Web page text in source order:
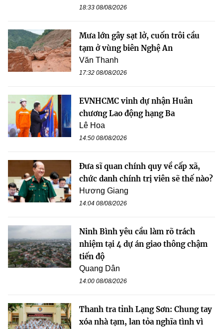
18:33 08/08/2026
Mưa lớn gây sạt lở, cuốn trôi cầu
tạm ở vùng biên Nghệ An
Văn Thanh
17:32 08/08/2026
EVNHCMC vinh dự nhận Huân
chương Lao động hạng Ba
Lê Hoa
14:50 08/08/2026
Đưa sĩ quan chính quy về cấp xã,
chức danh chính trị viên sẽ thế nào?
Hương Giang
14:04 08/08/2026
Ninh Bình yêu cầu làm rõ trách
nhiệm tại 4 dự án giao thông chậm
tiến độ
Quang Dân
14:00 08/08/2026
Thanh tra tỉnh Lạng Sơn: Chung tay
xóa nhà tạm, lan tỏa nghĩa tình vì